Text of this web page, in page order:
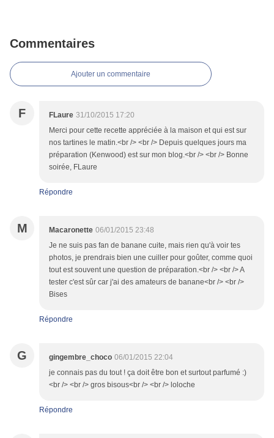
Commentaires
Ajouter un commentaire
F FLaure 31/10/2015 17:20
Merci pour cette recette appréciée à la maison et qui est sur
nos tartines le matin.<br /> <br /> Depuis quelques jours ma
préparation (Kenwood) est sur mon blog.<br /> <br /> Bonne
soirée, FLaure
Répondre
M Macaronette 06/01/2015 23:48
Je ne suis pas fan de banane cuite, mais rien qu'à voir tes
photos, je prendrais bien une cuiller pour goûter, comme quoi
tout est souvent une question de préparation.<br /> <br /> A
tester c'est sûr car j'ai des amateurs de banane<br /> <br />
Bises
Répondre
G gingembre_choco 06/01/2015 22:04
je connais pas du tout ! ça doit être bon et surtout parfumé :)
<br /> <br /> gros bisous<br /> <br /> loloche
Répondre